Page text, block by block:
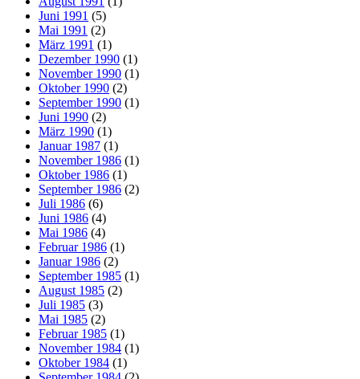
Juni 1991 (5)
Mai 1991 (2)
März 1991 (1)
Dezember 1990 (1)
November 1990 (1)
Oktober 1990 (2)
September 1990 (1)
Juni 1990 (2)
März 1990 (1)
Januar 1987 (1)
November 1986 (1)
Oktober 1986 (1)
September 1986 (2)
Juli 1986 (6)
Juni 1986 (4)
Mai 1986 (4)
Februar 1986 (1)
Januar 1986 (2)
September 1985 (1)
August 1985 (2)
Juli 1985 (3)
Mai 1985 (2)
Februar 1985 (1)
November 1984 (1)
Oktober 1984 (1)